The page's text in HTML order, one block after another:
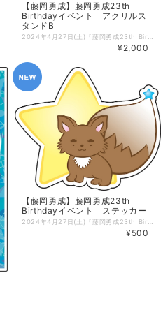
【藤岡勇成】藤岡勇成23th
Birthdayイベント アクリルス
タンドB
2024年4月27日(土)『藤岡勇成23th Birthday トークイベント』にて販売されたグッズがAtoMオンラインショップにて販売開始✨ ■アクリルスタンドB 【発送について】 順次発送予定です。 【購入時のご注意】 ※決済方法は各種クレジットカードおよび携帯キャリア決済のみとなります。
¥2,000
【藤岡勇成】藤岡勇成23th
Birthdayイベント ステッカー
¥500